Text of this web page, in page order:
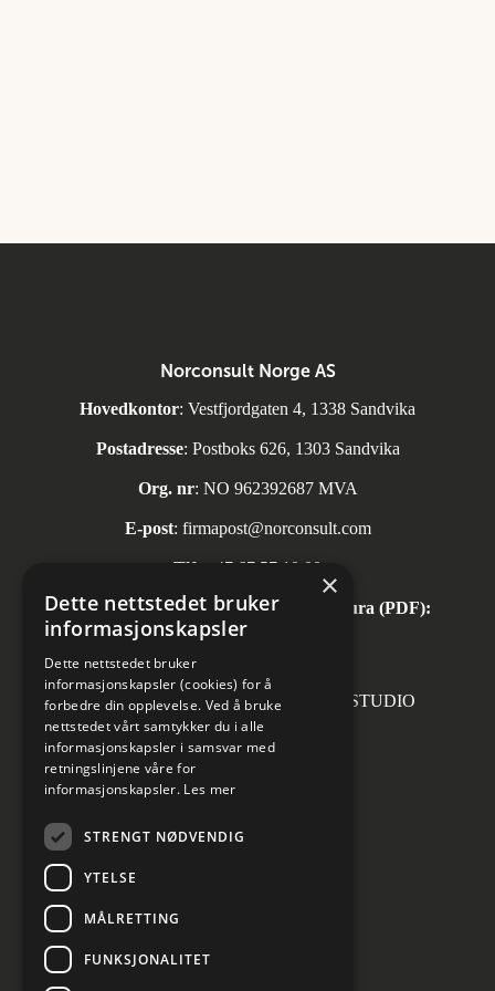
Norconsult Norge AS
Hovedkontor: Vestfjordgaten 4, 1338 Sandvika
Postadresse: Postboks 626, 1303 Sandvika
Org. nr: NO 962392687 MVA
E-post: firmapost@norconsult.com
Tlf: +47 67 57 10 00
Automatisk mottak av inngående faktura (PDF):
invoice.no@norconsult.com
Forsidefoto: RASMUS HJORTSHOJ STUDIO
Cookies innstillinger
×
Dette nettstedet bruker
informasjonskapsler
Dette nettstedet bruker
informasjonskapsler (cookies) for å
forbedre din opplevelse. Ved å bruke
nettstedet vårt samtykker du i alle
informasjonskapsler i samsvar med
retningslinjene våre for
informasjonskapsler. Les mer
STRENGT NØDVENDIG
YTELSE
MÅLRETTING
FUNKSJONALITET